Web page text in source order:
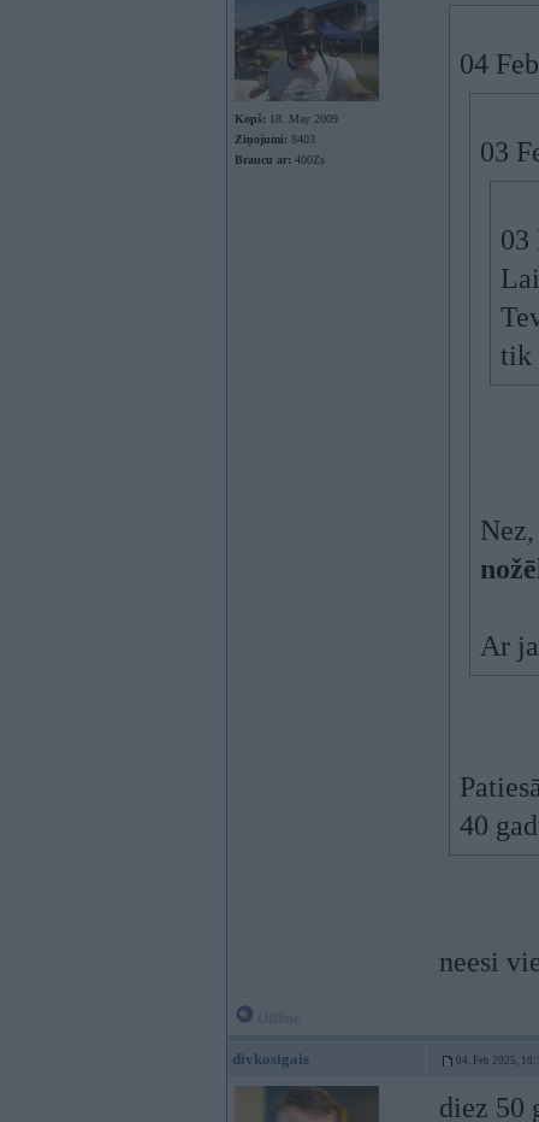
Kopš: 18. May 2009
Ziņojumi: 8403
Braucu ar: 400Zs
04
03
03
tik
Ar
40
neesi
divkosigais 04. Feb 2025,
diez 50